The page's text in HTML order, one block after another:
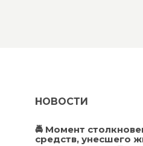
НОВОСТИ
🚔 Момент
средств, унесшего